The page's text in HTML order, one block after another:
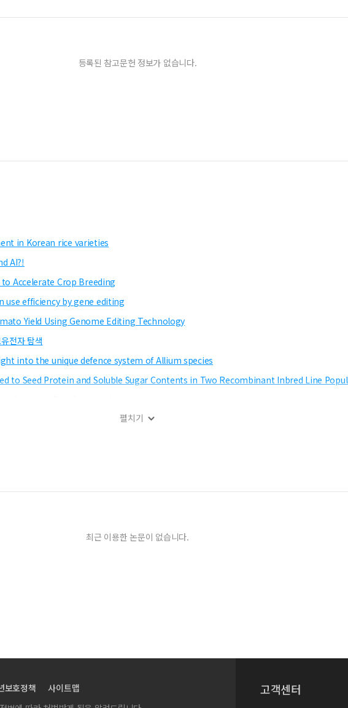
등록된 참고문헌 정보가 없습니다.
in Korean rice varieties
AI?!
Accelerate Crop Breeding
efficiency by gene editing
Yield Using Genome Editing Technology
전자 탐색
into the unique defence system of Allium species
to Seed Protein and Soluble Sugar Contents in Two Recombinant Inbred Line
to the type, cultivated area and year in Korea
in a Korean doubled haploid population
펼치기
최근 이용한 논문이 없습니다.
보호정책
사이트맵
고객센터